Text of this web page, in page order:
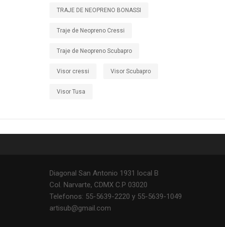
TRAJE DE NEOPRENO BONASSI
Traje de Neopreno Cressi
Traje de Neopreno Scubapro
Visor cressi Visor Scubapro
Visor Tusa
Diagonal San Antonio 1931 local B
Col. Narvarte, CDMX C.P 03020
Telefonos: 55-5639-2220 y 55-5639-1049
artisub@gmail.com